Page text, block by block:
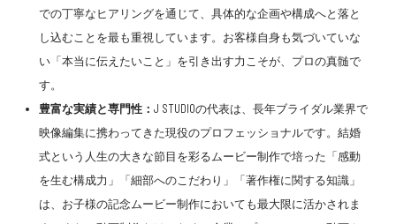
での丁寧なヒアリングを通じて、具体的な企画や構成へと落と
し込むことを最も重視しています。お客様自身も気づいていな
い「本当に伝えたいこと」を引き出す力こそが、プロの真髄で
す。
豊富な実績と専門性： J STUDIOの代表は、長年ブライダル業界で
映像編集に携わってきた現役のプロフェッショナルです。結婚
式という人生の大きな節目を彩るムービー制作で培った「感動
を生む構成力」「細部へのこだわり」「著作権に関する知識」
は、お子様の記念ムービー制作においても最大限に活かされま